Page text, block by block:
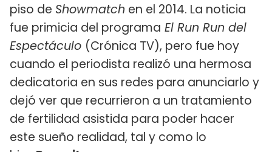
piso de Showmatch en el 2014. La noticia
fue primicia del programa El Run Run del
Espectáculo (Crónica TV), pero fue hoy
cuando el periodista realizó una hermosa
dedicatoria en sus redes para anunciarlo y
dejó ver que recurrieron a un tratamiento
de fertilidad asistida para poder hacer
este sueño realidad, tal y como lo